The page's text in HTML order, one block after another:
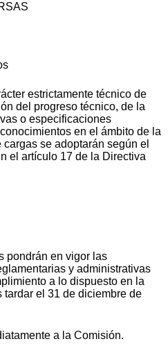
estrictamente técnico de
del progreso técnico, de la
o especificaciones
en el ámbito de la
se adoptarán según el
el artículo 17 de la Directiva
pondrán en vigor las
y administrativas
a lo dispuesto en la
tardar el 31 de diciembre de
a la Comisión.